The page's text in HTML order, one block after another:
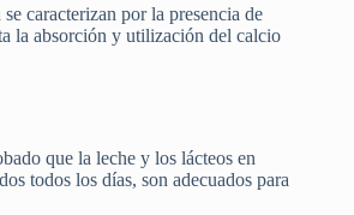
caracterizan por la presencia de
la absorción y utilización del calcio
que la leche y los lácteos en
todos los días, son adecuados para